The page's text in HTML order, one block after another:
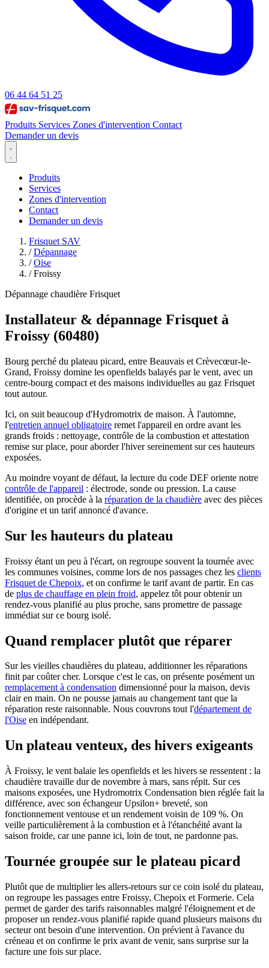
06 44 64 51 25
Produits Services Zones d'intervention Contact
Demander un devis
Produits
Services
Zones d'intervention
Contact
Demander un devis
Frisquet SAV
/ Dépannage
/ Oise
/ Froissy
Dépannage chaudière Frisquet
Installateur & dépannage Frisquet à
Froissy (60480)
Bourg perché du plateau picard, entre Beauvais et Crèvecœur-le-
Grand, Froissy domine les openfields balayés par le vent, avec un
centre-bourg compact et des maisons individuelles au gaz Frisquet
tout autour.
Ici, on suit beaucoup d'Hydromotrix de maison. À l'automne,
l'entretien annuel obligatoire remet l'appareil en ordre avant les
grands froids : nettoyage, contrôle de la combustion et attestation
remise sur place, pour aborder l'hiver sereinement sur ces hauteurs
exposées.
Au moindre voyant de défaut, la lecture du code DEF oriente notre
contrôle de l'appareil : électrode, sonde ou pression. La cause
identifiée, on procède à la réparation de la chaudière avec des pièces
d'origine et un tarif annoncé d'avance.
Sur les hauteurs du plateau
Froissy étant un peu à l'écart, on regroupe souvent la tournée avec
les communes voisines, comme lors de nos passages chez les clients
Frisquet de Chepoix, et on confirme le tarif avant de partir. En cas
de plus de chauffage en plein froid, appelez tôt pour obtenir un
rendez-vous planifié au plus proche, sans promettre de passage
immédiat sur ce bourg isolé.
Quand remplacer plutôt que réparer
Sur les vieilles chaudières du plateau, additionner les réparations
finit par coûter cher. Lorsque c'est le cas, on présente posément un
remplacement à condensation dimensionné pour la maison, devis
clair en main. On ne pousse jamais au changement tant que la
réparation reste raisonnable. Nous couvrons tout l'département de
l'Oise en indépendant.
Un plateau venteux, des hivers exigeants
À Froissy, le vent balaie les openfields et les hivers se ressentent : la
chaudière travaille dur de novembre à mars, sans répit. Sur ces
maisons exposées, une Hydromotrix Condensation bien réglée fait la
différence, avec son échangeur Upsilon+ breveté, son
fonctionnement ventouse et un rendement voisin de 109 %. On
veille particulièrement à la combustion et à l'étanchéité avant la
saison froide, car une panne ici, loin de tout, ne pardonne pas.
Tournée groupée sur le plateau picard
Plutôt que de multiplier les allers-retours sur ce coin isolé du plateau,
on regroupe les passages entre Froissy, Chepoix et Formerie. Cela
permet de garder des tarifs raisonnables malgré l'éloignement et de
proposer un rendez-vous planifié rapide quand plusieurs maisons du
secteur ont besoin d'une intervention. On prévient à l'avance du
créneau et on confirme le prix avant de venir, sans surprise sur la
facture une fois sur place.